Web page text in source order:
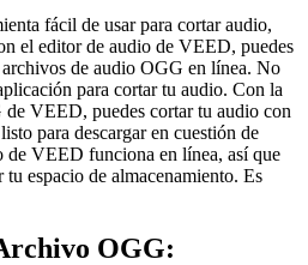
fácil de usar para cortar audio,
el editor de audio de VEED, puedes
de audio OGG en línea. No
para cortar tu audio. Con la
VEED, puedes cortar tu audio con
para descargar en cuestión de
de VEED funciona en línea, así que
espacio de almacenamiento. Es
OGG: